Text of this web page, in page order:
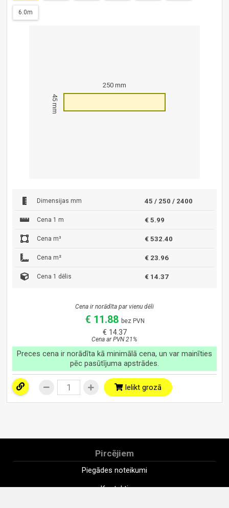
6.0m
250 mm
45 mm
Dimensijas mm 45 / 250 / 2400
Cena 1 m € 5.99
Cena m³ € 532.40
Cena m² € 23.96
Cena 1 dēlis € 14.37
Cena ir norādīta par vienu dēli
€ 11.88 bez PVN
€ 14.37
Cena ar PVN 21%
Preces cena ir norādīta kā minimālā cena, un var mainīties
pēc pasūtījuma apstrādes.
Ielikt grozā
Pircējiem
Piegādes noteikumi
Kontakti